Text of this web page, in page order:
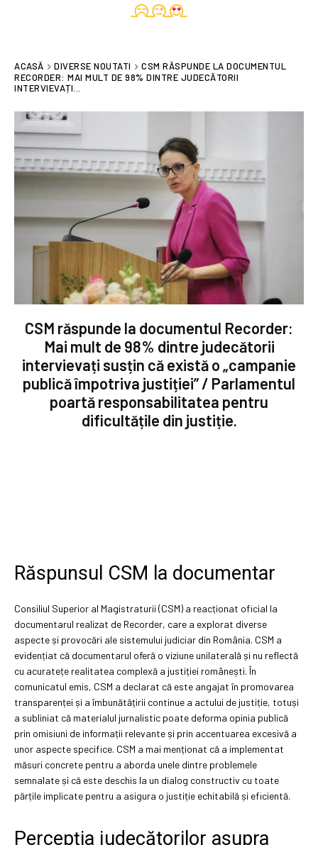
ACASĂ DIVERSE NOUTATI
CSM RĂSPUNDE LA DOCUMENTUL
RECORDER: MAI MULT DE 98% DINTRE JUDECĂTORII
INTERVIEVAȚI...
CSM răspunde la documentul Recorder:
Mai mult de 98% dintre judecătorii
intervievați susțin că există o „campanie
publică împotriva justiției” / Parlamentul
poartă responsabilitatea pentru
dificultățile din justiție.
Răspunsul CSM la documentar
Consiliul Superior al Magistraturii (CSM) a reacționat oficial la
documentarul realizat de Recorder, care a explorat diverse
aspecte și provocări ale sistemului judiciar din România. CSM a
evidențiat că documentarul oferă o viziune unilaterală și nu reflectă
cu acuratețe realitatea complexă a justiției românești. În
comunicatul emis, CSM a declarat că este angajat în promovarea
transparenței și a îmbunătățirii continue a actului de justiție, totuși
a subliniat că materialul jurnalistic poate deforma opinia publică
prin omisiuni de informații relevante și prin accentuarea excesivă a
unor aspecte specifice. CSM a mai menționat că a implementat
măsuri concrete pentru a aborda unele dintre problemele
semnalate și că este deschis la un dialog constructiv cu toate
părțile implicate pentru a asigura o justiție echitabilă și eficientă.
Percepția judecătorilor asupra